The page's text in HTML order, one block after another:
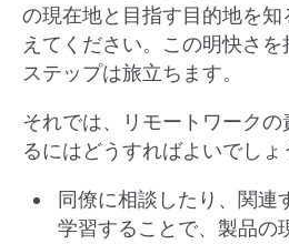
の現在地と目指す目的地を
えてください。この明快さ
ステップは旅立ちます。
それでは、リモートワーク
るにはどうすればよいでしょ
同僚に相談したり、関連
学習することで、製品の